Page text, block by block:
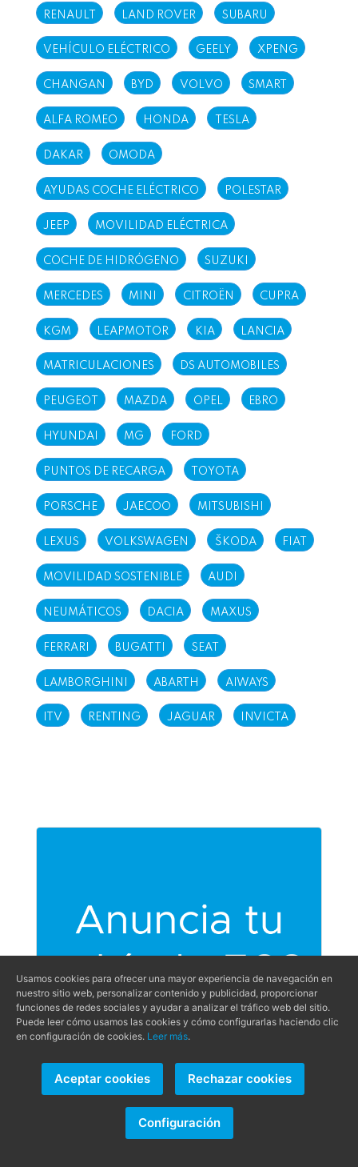
RENAULT LAND ROVER SUBARU
VEHÍCULO ELÉCTRICO GEELY XPENG
CHANGAN BYD VOLVO SMART
ALFA ROMEO HONDA TESLA
DAKAR OMODA
AYUDAS COCHE ELÉCTRICO POLESTAR
JEEP MOVILIDAD ELÉCTRICA
COCHE DE HIDRÓGENO SUZUKI
MERCEDES MINI CITROËN CUPRA
KGM LEAPMOTOR KIA LANCIA
MATRICULACIONES DS AUTOMOBILES
PEUGEOT MAZDA OPEL EBRO
HYUNDAI MG FORD
PUNTOS DE RECARGA TOYOTA
PORSCHE JAECOO MITSUBISHI
LEXUS VOLKSWAGEN ŠKODA FIAT
MOVILIDAD SOSTENIBLE AUDI
NEUMÁTICOS DACIA MAXUS
FERRARI BUGATTI SEAT
LAMBORGHINI ABARTH AIWAYS
ITV RENTING JAGUAR INVICTA
NOTICIAS RECIENTES
DENZA: la marca premium de BYD
Usamos cookies para ofrecer una mayor experiencia de navegación en
nuestro sitio web, personalizar contenido y publicidad, proporcionar
funciones de redes sociales y ayudar a analizar el tráfico web del sitio.
Puede leer cómo usamos las cookies y cómo configurarlas haciendo clic
en configuración de cookies. Leer más.
Aceptar cookies Rechazar cookies
Configuración